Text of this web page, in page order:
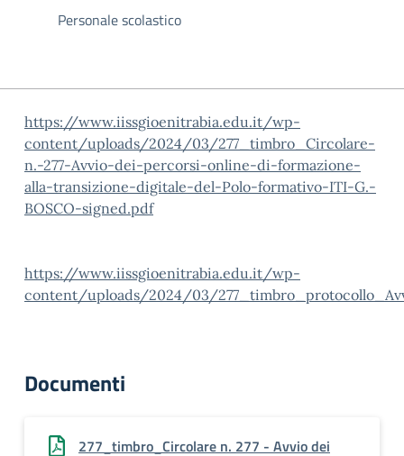
Personale scolastico
https://www.iissgioenitrabia.edu.it/wp-
content/uploads/2024/03/277_timbro_Circolare-
n.-277-Avvio-dei-percorsi-online-di-formazione-
alla-transizione-digitale-del-Polo-formativo-ITI-G.-
BOSCO-signed.pdf
https://www.iissgioenitrabia.edu.it/wp-
content/uploads/2024/03/
Documenti
277_timbro_Circolare n. 277 - Avvio dei